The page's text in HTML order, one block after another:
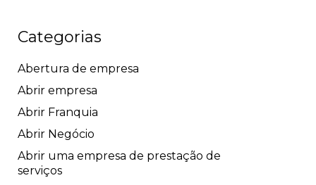
Categorias
Abertura de empresa
Abrir empresa
Abrir Franquia
Abrir Negócio
Abrir uma empresa de prestação de
serviços